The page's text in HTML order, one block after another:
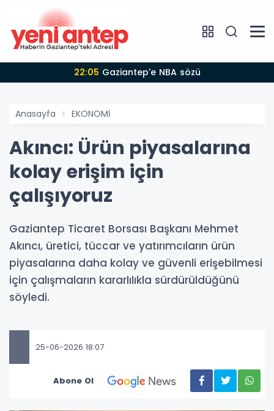
22:05 Gaziantep'e NBA sözü
Anasayfa EKONOMİ
Akıncı: Ürün piyasalarına
kolay erişim için
çalışıyoruz
Gaziantep Ticaret Borsası Başkanı Mehmet
Akıncı, üretici, tüccar ve yatırımcıların ürün
piyasalarına daha kolay ve güvenli erişebilmesi
için çalışmaların kararlılıkla sürdürüldüğünü
söyledi.
25-06-2026 18:07
Abone Ol